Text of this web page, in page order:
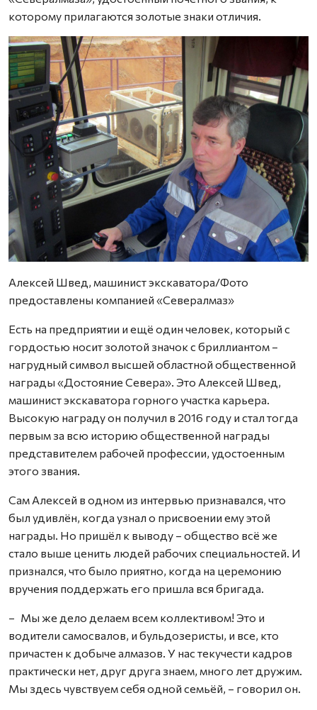
которому прилагаются золотые знаки отличия.
Алексей Швед, машинист экскаватора/Фото
предоставлены компанией «Севералмаз»
Есть на предприятии и ещё один человек, который с
гордостью носит золотой значок с бриллиантом –
нагрудный символ высшей областной общественной
награды «Достояние Севера». Это Алексей Швед,
машинист экскаватора горного участка карьера.
Высокую награду он получил в 2016 году и стал тогда
первым за всю историю общественной награды
представителем рабочей профессии, удостоенным
этого звания.
Сам Алексей в одном из интервью признавался, что
был удивлён, когда узнал о присвоении ему этой
награды. Но пришёл к выводу – общество всё же
стало выше ценить людей рабочих специальностей. И
признался, что было приятно, когда на церемонию
вручения поддержать его пришла вся бригада.
– Мы же дело делаем всем коллективом! Это и
водители самосвалов, и бульдозеристы, и все, кто
причастен к добыче алмазов. У нас текучести кадров
практически нет, друг друга знаем, много лет дружим.
Мы здесь чувствуем себя одной семьёй, – говорил он.